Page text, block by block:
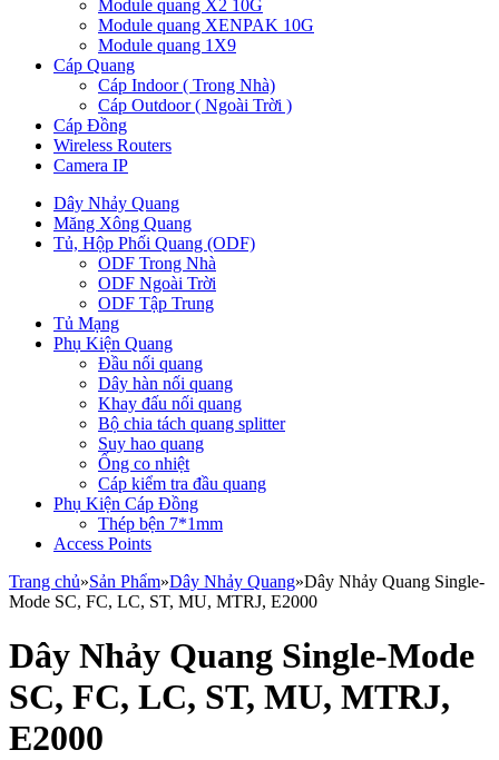
Module quang X2 10G
Module quang XENPAK 10G
Module quang 1X9
Cáp Quang
Cáp Indoor ( Trong Nhà)
Cáp Outdoor ( Ngoài Trời )
Cáp Đồng
Wireless Routers
Camera IP
Dây Nhảy Quang
Măng Xông Quang
Tủ, Hộp Phối Quang (ODF)
ODF Trong Nhà
ODF Ngoài Trời
ODF Tập Trung
Tủ Mạng
Phụ Kiện Quang
Đầu nối quang
Dây hàn nối quang
Khay đấu nối quang
Bộ chia tách quang splitter
Suy hao quang
Ống co nhiệt
Cáp kiểm tra đầu quang
Phụ Kiện Cáp Đồng
Thép bện 7*1mm
Access Points
Trang chủ»Sản Phẩm»Dây Nhảy Quang»Dây Nhảy Quang Single-
Mode SC, FC, LC, ST, MU, MTRJ, E2000
Dây Nhảy Quang Single-Mode
SC, FC, LC, ST, MU, MTRJ,
E2000